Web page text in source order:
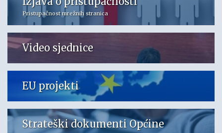
Pristupačnost mrežnih stranica
Video sjednice
EU projekti
Strateški dokumenti Općine